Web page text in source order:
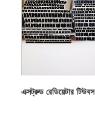
এক্সট্রুড রেডিয়েটার টিউবস